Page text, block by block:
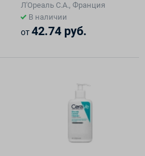
Л'Ореаль С.А., Франция
В наличии
от42.74 руб.